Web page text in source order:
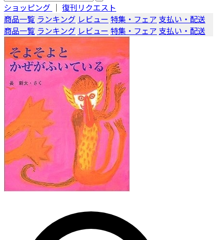
ショッピング ｜ 復刊リクエスト
商品一覧 ランキング レビュー 特集・フェア 支払い・配送
商品一覧 ランキング レビュー 特集・フェア 支払い・配送